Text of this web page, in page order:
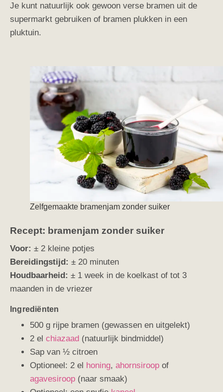
Je kunt natuurlijk ook gewoon verse bramen uit de
supermarkt gebruiken of bramen plukken in een
pluktuin.
Zelfgemaakte bramenjam zonder suiker
Recept: bramenjam zonder suiker
Voor: ± 2 kleine potjes
Bereidingstijd: ± 20 minuten
Houdbaarheid: ± 1 week in de koelkast of tot 3
maanden in de vriezer
Ingrediënten
500 g rijpe bramen (gewassen en uitgelekt)
2 el chiazaad (natuurlijk bindmiddel)
Sap van ½ citroen
Optioneel: 2 el honing, ahornsiroop of
agavesiroop (naar smaak)